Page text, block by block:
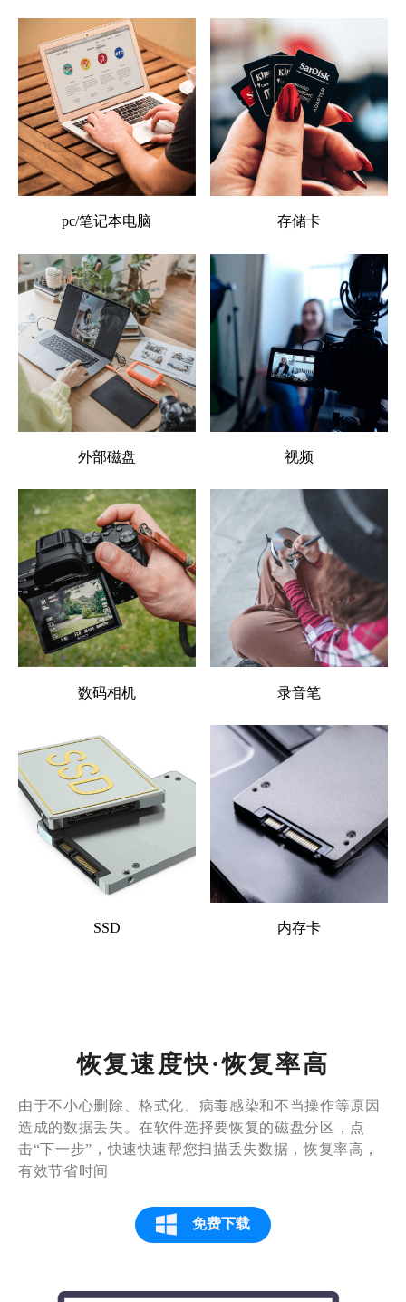
pc/笔记本电脑 存储卡
外部磁盘 视频
数码相机 录音笔
SSD 内存卡
恢复速度快·恢复率高
由于不小心删除、格式化、病毒感染和不当操作等原因
造成的数据丢失。在软件选择要恢复的磁盘分区，点
击“下一步”，快速快速帮您扫描丢失数据，恢复率高，
有效节省时间
免费下载